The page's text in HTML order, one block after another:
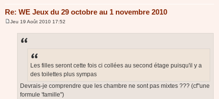
Re: WE Jeux du 29 octobre au 1 novembre 2010
Jeu 19 Août 2010 17:52
Les filles seront cette fois ci collées au second étage puisqu'il y a
des toilettes plus sympas
Devrais-je comprendre que les chambre ne sont pas mixtes ??? (cf"une
formule 'famille")